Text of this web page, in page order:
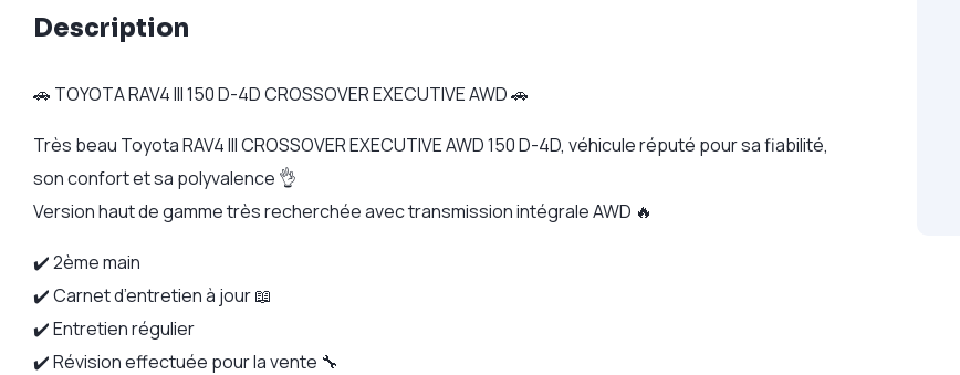
Description
🚗 TOYOTA RAV4 III 150 D-4D CROSSOVER EXECUTIVE AWD 🚗
Très beau Toyota RAV4 III CROSSOVER EXECUTIVE AWD 150 D-4D, véhicule réputé pour sa fiabilité,
son confort et sa polyvalence 👌
Version haut de gamme très recherchée avec transmission intégrale AWD 🔥
✔️ 2ème main
✔️ Carnet d’entretien à jour 📖
✔️ Entretien régulier
✔️ Révision effectuée pour la vente 🔧